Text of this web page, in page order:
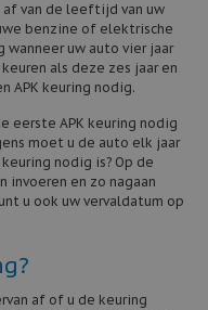
af van de leeftijd van uw
benzine of elektrische
wanneer uw auto vier jaar
als deze zes jaar en
APK keuring nodig.
eerste APK keuring nodig
moet u de auto elk jaar
nodig is? Op de
invoeren en zo nagaan
u ook uw vervaldatum op
af of u de keuring